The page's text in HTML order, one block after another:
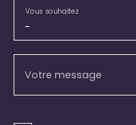
-
Vous souhaitez
Votre message